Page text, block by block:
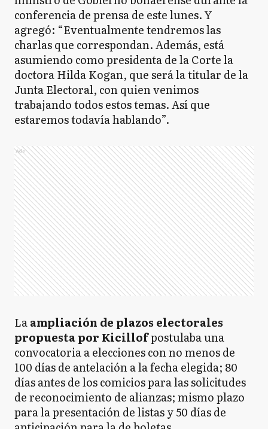
conferencia de prensa de este lunes. Y
agregó: “Eventualmente tendremos las
charlas que correspondan. Además, está
asumiendo como presidenta de la Corte la
doctora Hilda Kogan, que será la titular de la
Junta Electoral, con quien venimos
trabajando todos estos temas. Así que
estaremos todavía hablando”.
Ads
Laampliación de plazos electorales
propuesta por Kicillofpostulaba una
convocatoria a elecciones con no menos de
100 días de antelación a la fecha elegida; 80
días antes de los comicios para las solicitudes
de reconocimiento de alianzas; mismo plazo
para la presentación de listas y 50 días de